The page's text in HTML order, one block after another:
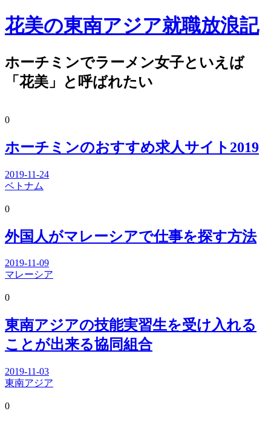
花美の東南アジア就職放浪記
ホーチミンでラーメン女子といえば
「花美」と呼ばれたい
0
ホーチミンのおすすめ求人サイト2019
2019-11-24
ベトナム
0
外国人がマレーシアで仕事を探す方法
2019-11-09
マレーシア
0
東南アジアの技能実習生を受け入れる
ことが出来る協同組合
2019-11-03
東南アジア
0